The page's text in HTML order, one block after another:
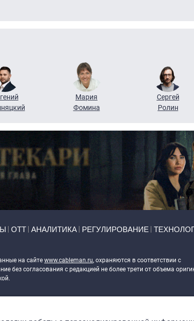
Мария
Фомина
Сергей
Ролин
ОТТ АНАЛИТИКА РЕГУЛИРОВАНИЕ
на сайте www.cableman.ru, охраняются в соответствии с
без согласования с редакцией не более трети от объема